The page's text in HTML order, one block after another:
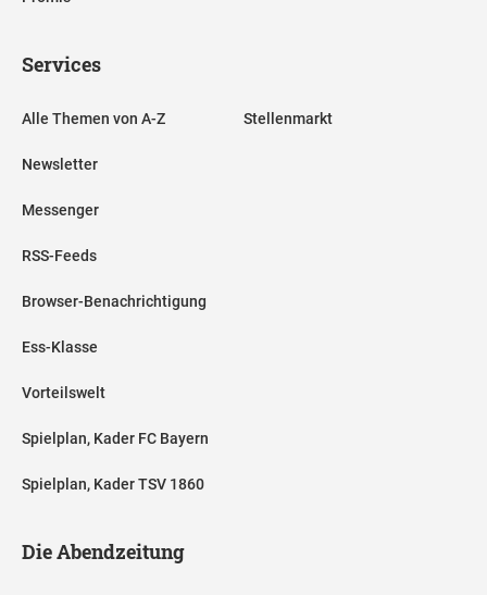
Services
Alle Themen von A-Z
Newsletter
Messenger
RSS-Feeds
Browser-Benachrichtigung
Ess-Klasse
Vorteilswelt
Spielplan, Kader FC Bayern
Spielplan, Kader TSV 1860
Stellenmarkt
Die Abendzeitung